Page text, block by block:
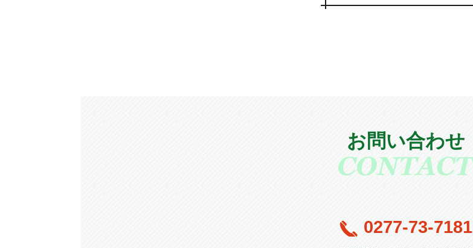
お問い合わせ
0277-73-7181